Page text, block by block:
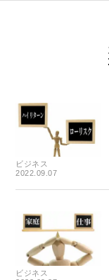
ビジネス
2022.09.07
ビジネス